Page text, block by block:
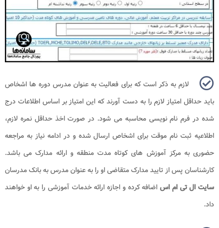
لازم به ذکر است که برای فعالیت به عنوان مدرس دوره ها اشخاص
باید حداقل امتیاز لازم را به دست آورند که این امتیاز بر اساس اطلاعات درج
شده در فرم نام نویسی محاسبه می شود. در صورت اخذ حداقل نمره لازم،
اطلاعیه ثبت نام موقت برای اشخاص ارسال شده و در ادامه نیاز به مراجعه
حضوری به مرکز آموزش های کوتاه مدت منطقه و ارائه مدارک می باشد.
کارشناسان پس از تایید مدارک متقاضی او را به عنوان مدرس به بانک مدرسان
سایت ال تی ام اساضافه کرده و اجازه ارائه خدمات آموزشی را به او خواهند
داد.